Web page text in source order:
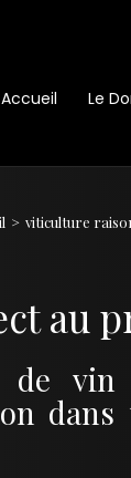
Accueil Le
viticulture
au
de